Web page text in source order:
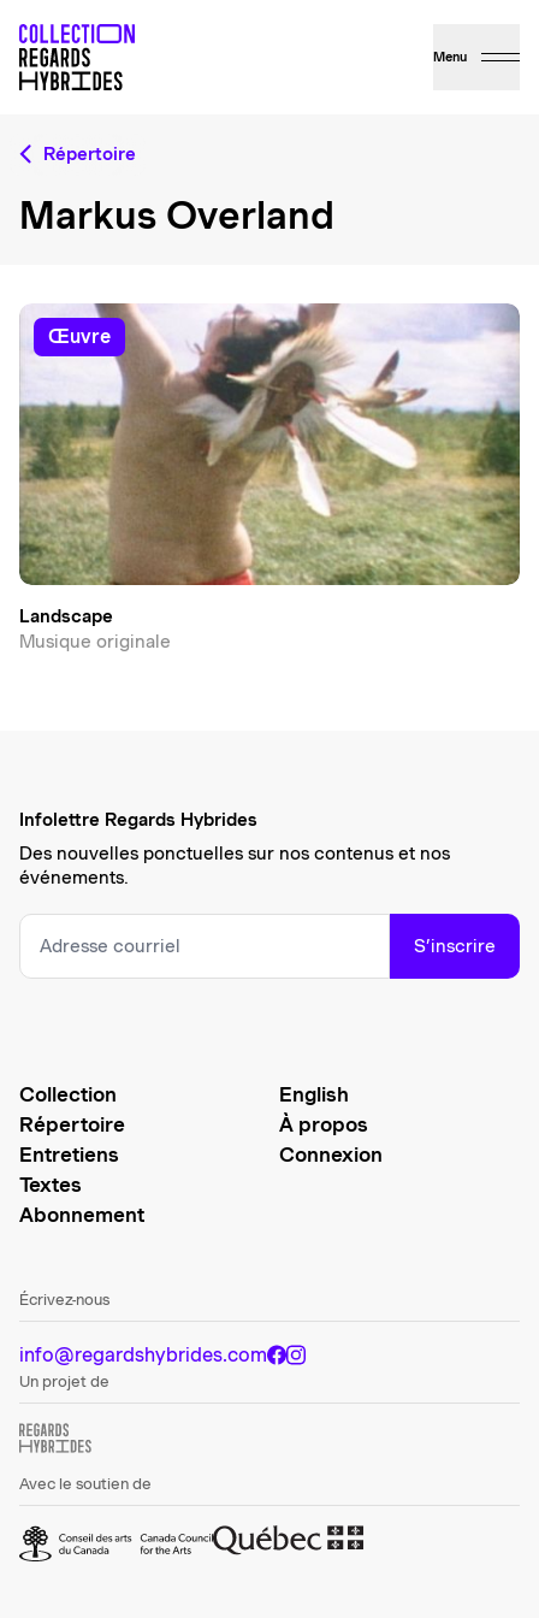
Menu
Répertoire
Markus Overland
œuvre
Landscape
Musique originale
Infolettre Regards Hybrides
Des nouvelles ponctuelles sur nos contenus et nos
événements.
S’inscrire
Collection
Répertoire
Entretiens
Textes
Abonnement
English
À propos
Connexion
Écrivez-nous
info@regardshybrides.com
Un projet de
Avec le soutien de